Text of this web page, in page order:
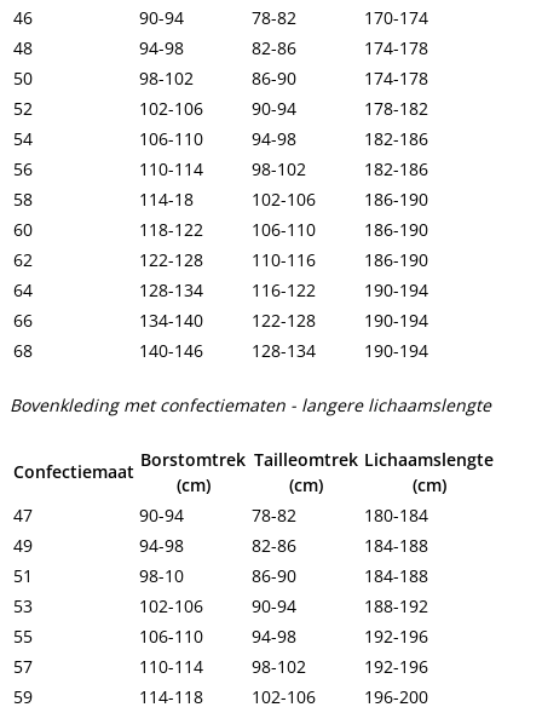
46
90-94 78-82
170-174
48
94-98 82-86
174-178
50
98-102 86-90
174-178
52
102-106 90-94
178-182
54
106-110 94-98
182-186
56
110-114 98-102
182-186
58
114-18 102-106
186-190
60
118-122 106-110
186-190
62
122-128 110-116
186-190
64
128-134 116-122
190-194
66
134-140 122-128
190-194
68
140-146 128-134 190-194
Bovenkleding met confectiematen - langere lichaamslengte
Confectiemaat
Borstomtrek
(cm)
Tailleomtrek
(cm)
Lichaamslengte
(cm)
47
90-94 78-82
180-184
49
94-98 82-86
184-188
51
98-10 86-90
184-188
53
102-106 90-94
188-192
55
106-110 94-98
192-196
57
110-114 98-102
192-196
59
114-118 102-106
196-200